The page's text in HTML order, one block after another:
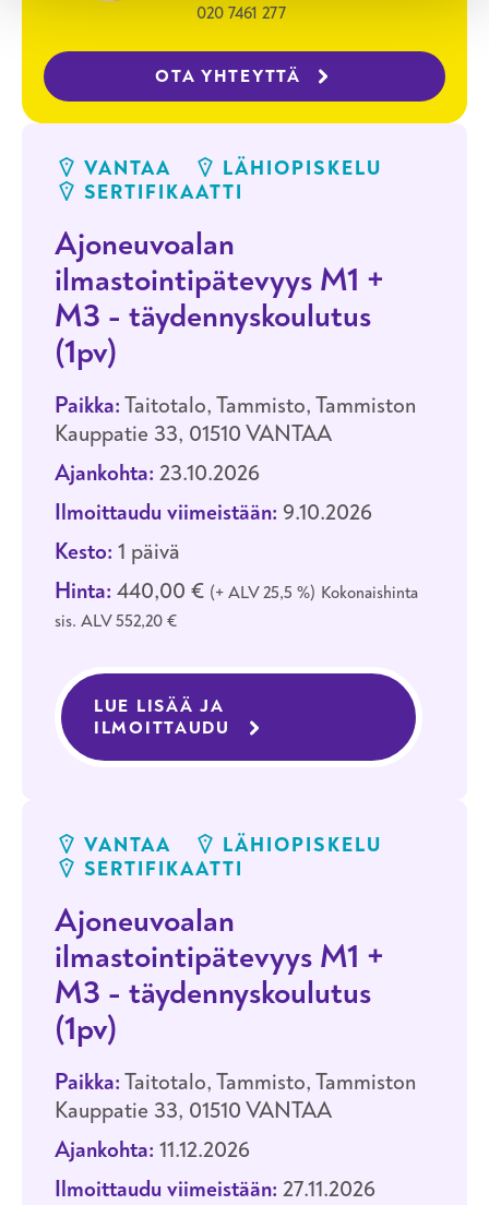
020 7461 277
OTA YHTEYTTÄ
VANTAA
LÄHIOPISKELU
SERTIFIKAATTI
Ajoneuvoalan
ilmastointipätevyys M1 +
M3 - täydennyskoulutus
(1pv)
Paikka:Taitotalo, Tammisto, Tammiston
Kauppatie 33, 01510 VANTAA
Ajankohta: 23.10.2026
Ilmoittaudu viimeistään: 9.10.2026
Kesto: 1 päivä
Hinta: 440,00 € + ALV 25,5 % Kokonaishinta
sis. ALV 552,20 €
LUE LISÄÄ JA
ILMOITTAUDU
KOULUTUKSEEN
VANTAA
LÄHIOPISKELU
SERTIFIKAATTI
Ajoneuvoalan
ilmastointipätevyys M1 +
M3 - täydennyskoulutus
(1pv)
Paikka:Taitotalo, Tammisto, Tammiston
Kauppatie 33, 01510 VANTAA
Ajankohta: 11.12.2026
Ilmoittaudu viimeistään: 27.11.2026